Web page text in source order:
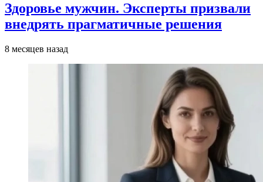
Здоровье мужчин. Эксперты призвали
внедрять прагматичные решения
8 месяцев назад